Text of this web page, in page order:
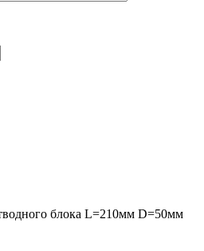
блока L=210мм D=50мм